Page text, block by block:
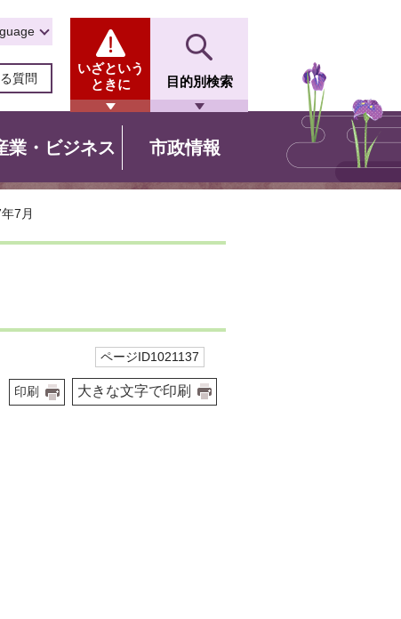
質問
いざという
ときに
目的別検索
業・ビジネス 市政情報
7月
ページID1021137
印刷 大きな文字で印刷